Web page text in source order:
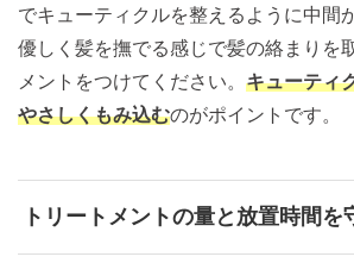
でキューティクルを整えるように中間
優しく髪を撫でる感じで髪の絡まりを
メントをつけてください。 キューティ
やさしくもみ込むのがポイントです。
トリートメントの量と放置時間を